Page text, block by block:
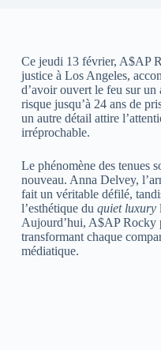
Ce jeudi 13 février, A$AP
justice à Los Angeles,
d’avoir ouvert le feu sur
risque jusqu’à 24 ans de
un autre détail attire
irréprochable.
Le phénomène des tenues
nouveau. Anna Delvey,
fait un véritable défilé,
l’esthétique du quiet luxury
Aujourd’hui, A$AP Rocky
transformant chaque
médiatique.